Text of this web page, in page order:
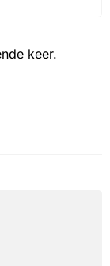
keer.